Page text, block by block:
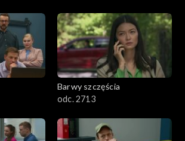
Barwy szczęścia
odc. 2713